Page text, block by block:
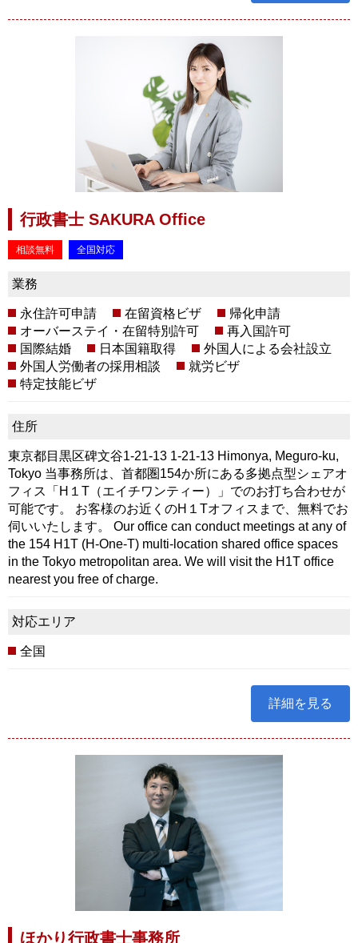
行政書士 SAKURA Office
相談無料 全国対応
業務
永住許可申請 在留資格ビザ
帰化申請
オーバーステイ・在留特別許可
再入国許可
国際結婚
日本国籍取得
外国人による会社設立
外国人労働者の採用相談
就労ビザ
特定技能ビザ
住所
東京都目黒区碑文谷1-21-13 1-21-13 Himonya, Meguro-ku,
Tokyo 当事務所は、首都圏154か所にある多拠点型シェアオ
フィス「H１T（エイチワンティー）」でのお打ち合わせが
可能です。 お客様のお近くのH１Tオフィスまで、無料でお
伺いいたします。 Our office can conduct meetings at any of
the 154 H1T (H-One-T) multi-location shared office spaces
in the Tokyo metropolitan area. We will visit the H1T office
nearest you free of charge.
対応エリア
全国
詳細を見る
ほかり行政書士事務所